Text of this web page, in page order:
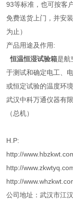
93等标准，也可按客
免费送货上门，并安
为止）
产品用途及作用:
恒温恒湿试验箱是航
于测试和确定电工、
或恒定试验的温度环
武汉中科万通仪器有
（总机）
H.P:
http://
http://
http://
公司地址：武汉市江